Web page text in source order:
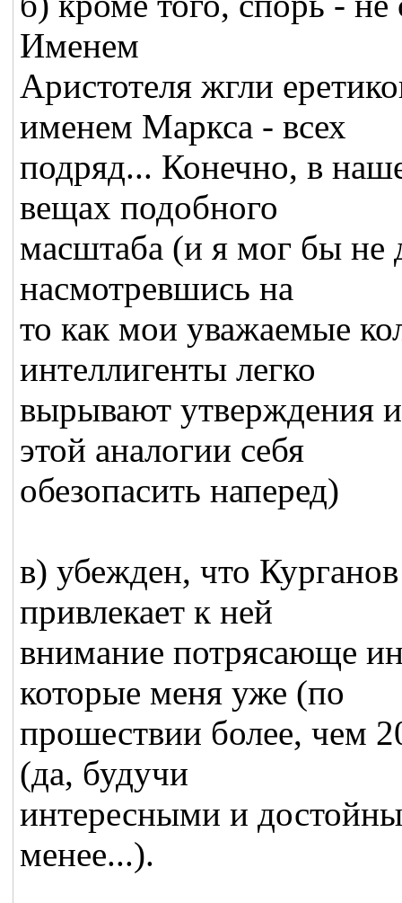
Именем
Аристотеля жгли
именем Маркса - всех
подряд... Конечно, в
вещах подобного
масштаба (и я мог бы не
насмотревшись на
то как мои уважаемые
интеллигенты легко
вырывают утверждения
этой аналогии себя
обезопасить наперед)
в) убежден, что
привлекает к ней
внимание потрясающе
которые меня уже (по
прошествии более, чем
(да, будучи
интересными и
менее...).